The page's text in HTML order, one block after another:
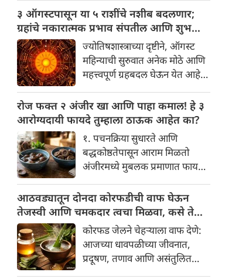
वाजवताना दिसतील. ही एक सामान्य
प्रथा आहे, पण तुम्ही कधी विचार
केला आहे का की यामागे काय रहस्य
आहे आणि प्रत्येक टाळीचा अर्थ काय
आहे? हा केवळ एक विधी नाही, तर
यामागे खोलवर रुजलेल्या पौराणिक
श्रद्धा, आध्यात्मिक अर्थ आणि काही
वैज्ञानिक तर्कदेखील आहेत. चला, या
अनोख्या परंपरेमागील अर्थ
सविस्तरपणे समजून घेऊया.
३ ऑगस्टपासून या ५ राशींचे नशीब बदलणार;
ग्रहांचे नकारात्मक प्रभाव संपतील आणि शुभ
दिवसांची सुरुवात होईलज्योतिषशास्त्राच्या दृष्टीने, ऑगस्ट
महिन्याची सुरुवात अनेक मोठे आणि
महत्त्वपूर्ण ग्रहबदल घेऊन येत आहे.
हालचाल अनेक राशींच्या जीवनात
सकारात्मक बदल घडवून आणणार
आहे. विशेषतः ३ ऑगस्ट रोजी एक
अत्यंत दुर्मिळ आणि फलदायी
ग्रहस्थिती (संयोग) तयार होत आहे.
या दिवशी तयार होणारे शुभ योग,
ग्रहांची स्थिती आणि या गोचरमुळे
ज्यांचे नशीब उजळणार आहे अशा
भाग्यवान राशींबद्दल आपण जाणून
घेऊया!
रोज फक्त २ अंजीर खा आणि पाहा कमाल! हे ३
आरोग्यदायी फायदे तुम्हाला ठाऊक आहेत का?
१. पचनक्रिया सुधारते आणि
बद्धकोष्ठतेपासून आराम मिळतो
अंजीरमध्ये मुबलक प्रमाणात फायबर
बद्धकोष्ठता, गॅस किंवा अपचनाचा
त्रास होत असेल, तर अंजीर
तुमच्यासाठी वरदान ठरू शकते. हे
आतड्यांची स्वच्छता ठेवण्यास मदत
करते. पचनसंस्था मजबूत करून पोट
साफ होण्यास मदत करते.
आठवड्यातून दोनदा कोरफडीची वाफ घेऊन
तेजस्वी आणि चमकदार त्वचा मिळवा, कसे ते
जाणून घ्या
कोरफड जेलने चेहऱ्याला वाफ देणे:
आजच्या धावपळीच्या जीवनात,
प्रदूषण, तणाव आणि असंतुलित